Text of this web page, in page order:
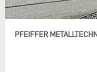
PFEIFFER